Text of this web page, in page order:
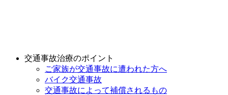
交通事故治療のポイント
ご家族が交通事故に遭われた方へ
バイク交通事故
交通事故によって補償されるもの